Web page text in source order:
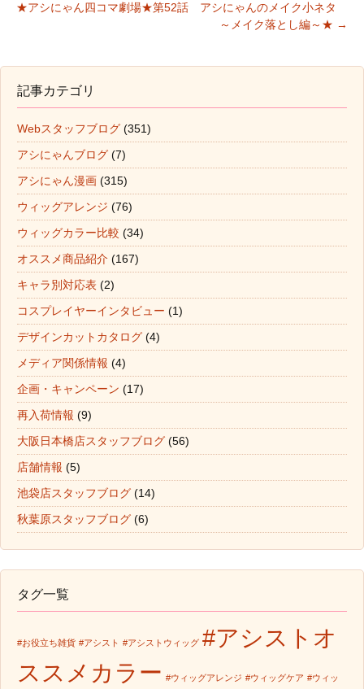
★アシにゃん四コマ劇場★第52話 アシにゃんのメイク小ネタ
～メイク落とし編～★ →
記事カテゴリ
Webスタッフブログ (351)
アシにゃんブログ (7)
アシにゃん漫画 (315)
ウィッグアレンジ (76)
ウィッグカラー比較 (34)
オススメ商品紹介 (167)
キャラ別対応表 (2)
コスプレイヤーインタビュー (1)
デザインカットカタログ (4)
メディア関係情報 (4)
企画・キャンペーン (17)
再入荷情報 (9)
大阪日本橋店スタッフブログ (56)
店舗情報 (5)
池袋店スタッフブログ (14)
秋葉原スタッフブログ (6)
タグ一覧
#お役立ち雑貨 #アシスト #アシストウィッグ #アシストオ
ススメカラー #ウィッグアレンジ #ウィッグケア #ウィッ